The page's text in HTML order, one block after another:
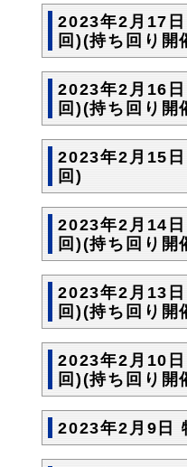
2023年2月17
回)(持ち回り開
2023年2月16
回)(持ち回り開
2023年2月15
回)
2023年2月14
回)(持ち回り開
2023年2月13
回)(持ち回り開
2023年2月10
回)(持ち回り開
2023年2月9日